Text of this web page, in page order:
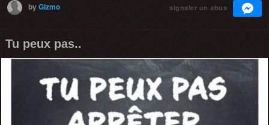
byGizmo signaler un abus
Tu peux pas..